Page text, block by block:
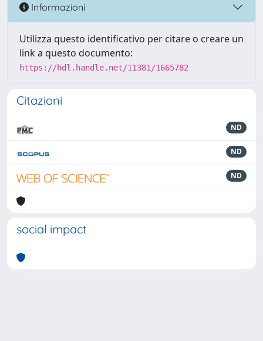
Informazioni
Utilizza questo identificativo per citare o creare un
link a questo documento:
https://hdl.handle.net/11381/1665782
Citazioni
ND
ND
ND
social impact